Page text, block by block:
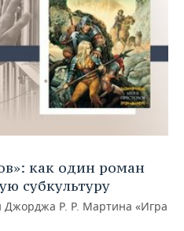
как один роман
субкультуру
Р. Р. Мартина «Игра